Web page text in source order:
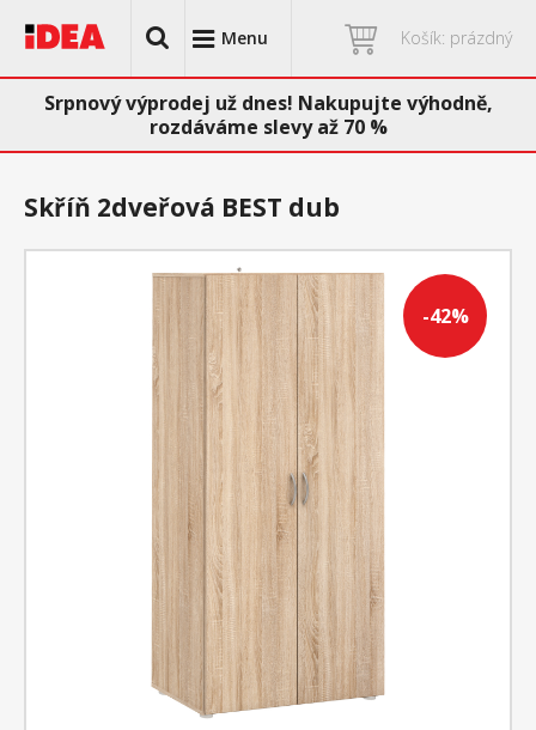
Menu Košík: prázdný
Srpnový výprodej už dnes! Nakupujte výhodně,
rozdáváme slevy až 70 %
-42%
Skříň 2dveřová BEST dub